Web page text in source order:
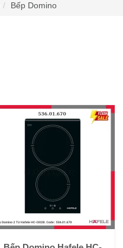
Bếp Domino